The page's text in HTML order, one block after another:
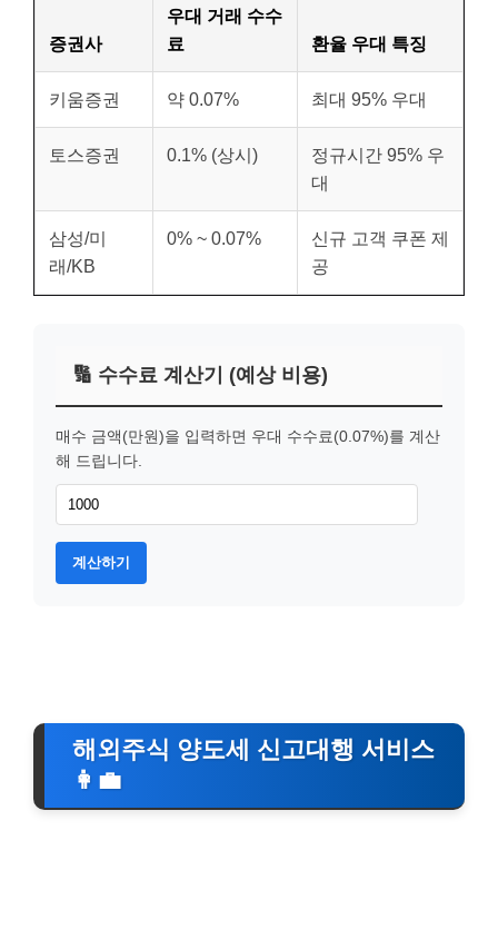
증권사
우대 거래 수수
료
환율 우대 특징
키움증권 약 0.07% 최대 95% 우대
토스증권 0.1% (상시)
정규시간 95% 우
대
삼성/미
래/KB
0% ~ 0.07%
신규 고객 쿠폰 제
공
🔢 수수료 계산기 (예상 비용)
매수 금액(만원)을 입력하면 우대 수수료(0.07%)를 계산
해 드립니다.
계산하기
해외주식 양도세 신고대행 서비스
👩‍💼